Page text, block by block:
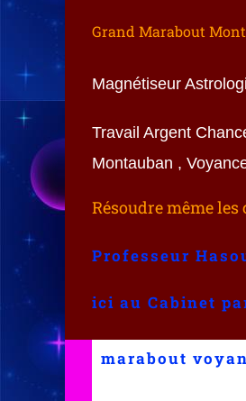
Grand Marabout
Magnétiseur
Travail Argent
Montauban ,
Résoudre même les
Professeur
ici au Cabinet
marabout